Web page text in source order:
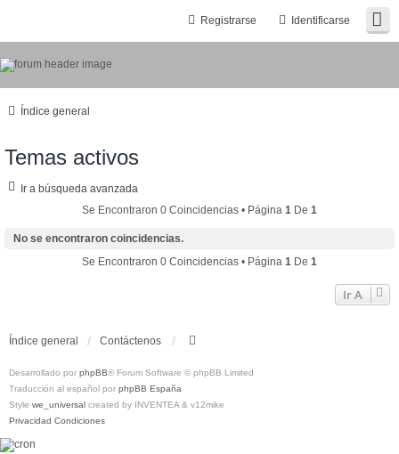
Identificarse
Registrarse
Índice general
Temas activos
Ir a búsqueda avanzada
Se Encontraron 0 Coincidencias • Página 1 De 1
No se encontraron coincidencias.
Se Encontraron 0 Coincidencias • Página 1 De 1
Ir A
Índice general Contáctenos
Desarrollado por phpBB® Forum Software © phpBB Limited
Traducción al español por phpBB España
Style we_universal created by INVENTEA & v12mike
Privacidad Condiciones